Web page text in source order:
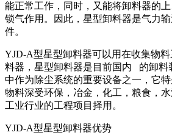
能正常工作，同时，又能将卸料器的
锁气作用。因此，星型卸料器是气力
件。
YJD-A型星型卸料器可以用在收集物
料器，星型卸料器是目前国内 的卸料
中作为除尘系统的重要设备之一，它
物料深受环保，冶金，化工，粮食，
工业行业的工程项目择用。
YJD-A型星型卸料器优势